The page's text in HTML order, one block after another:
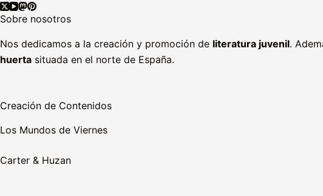
Sobre nosotros
Nos dedicamos a la creación y promoción de literatura juvenil.
huerta situada en el norte de España.
Creación de Contenidos
Los Mundos de Viernes
Carter & Huzan